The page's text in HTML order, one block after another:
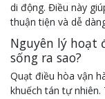
di động. Điều này
thuận tiện và dễ
Nguyên lý hoạt
sống ra sao?
Quạt điều hòa vận
khuếch tán tự